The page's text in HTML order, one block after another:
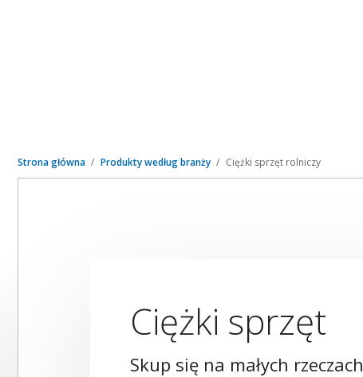
Strona główna Produkty według branży Ciężki sprzęt rolniczy
Ciężki sprzęt
Skup się na małych rzeczach